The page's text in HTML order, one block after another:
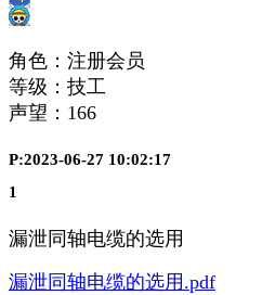
角色：注册会员
等级：技工
声望： 166
P:2023-06-27 10:02:17
1
漏泄同轴电缆的选用
漏泄同轴电缆的选用.pdf